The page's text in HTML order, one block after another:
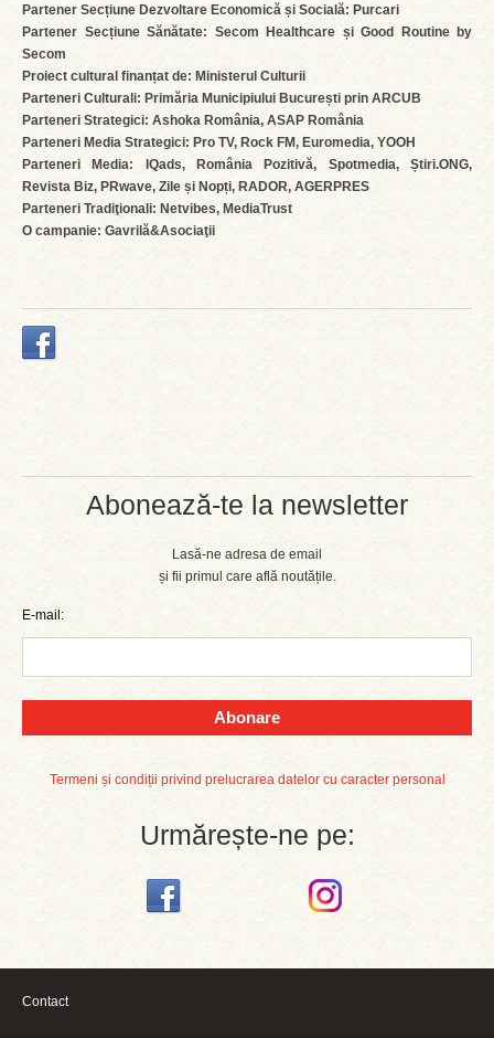
Abonează-te la newsletter
Lasă-ne adresa de email
și fii primul care află noutățile.
E-mail:
Abonare
Termeni și condiții privind prelucrarea datelor cu caracter personal
Urmărește-ne pe:
Partener Secțiune Dezvoltare Economică și Socială: Purcari
Partener Secțiune Sănătate: Secom Healthcare și Good Routine by
Secom
Proiect cultural finanțat de: Ministerul Culturii
Parteneri Culturali: Primăria Municipiului București prin ARCUB
Parteneri Strategici: Ashoka România, ASAP România
Parteneri Media Strategici: Pro TV, Rock FM, Euromedia, YOOH
Parteneri Media: IQads, România Pozitivă, Spotmedia, Știri.ONG,
Revista Biz, PRwave, Zile și Nopți, RADOR, AGERPRES
Parteneri Tradiţionali: Netvibes, MediaTrust
O campanie: Gavrilă&Asociaţii
Contact